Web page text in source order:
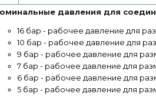
давления для
16 бар - рабочее давление для
10 бар - рабочее давление для
9 бар - рабочее давление для
7 бар - рабочее давление для
6 бар - рабочее давление для
5 бар - рабочее давление для